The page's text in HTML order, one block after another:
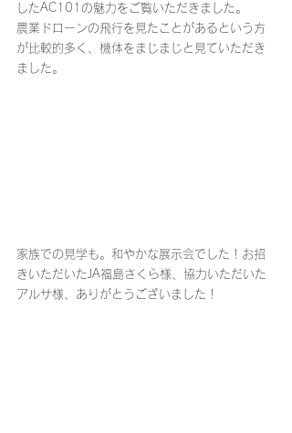
したAC101の魅力をご覧いただきました。
農業ドローンの飛行を見たことがあるという方
が比較的多く、機体をまじまじと見ていただき
ました。
家族での見学も。和やかな展示会でした！お招
きいただいたJA福島さくら様、協力いただいた
アルサ様、ありがとうございました！